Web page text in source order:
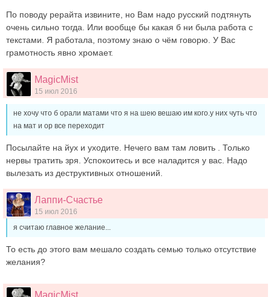
По поводу рерайта извините, но Вам надо русский подтянуть
очень сильно тогда. Или вообще бы какая б ни была работа с
текстами. Я работала, поэтому знаю о чём говорю. У Вас
грамотность явно хромает.
MagicMist
15 июл 2016
не хочу что б орали матами что я на шею вешаю им кого.у них чуть что
на мат и ор все переходит
Посылайте на йух и уходите. Нечего вам там ловить . Только
нервы тратить зря. Успокоитесь и все наладится у вас. Надо
вылезать из деструктивных отношений.
Лаппи-Счастье
15 июл 2016
я считаю главное желание...
То есть до этого вам мешало создать семью только отсутствие
желания?
MagicMist